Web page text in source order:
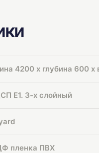
4200 х глубина 600 х
Е1. 3-х слойный
пленка ПВХ